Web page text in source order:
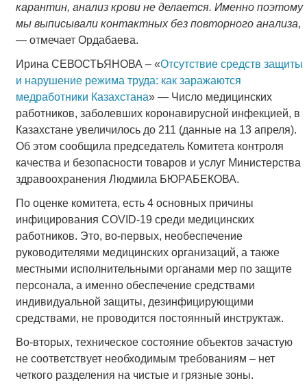
карантин, анализ крови не делается. Именно поэтому
мы выписывали контактных без повторного анализа,
— отмечает Ордабаева.
Ирина СЕВОСТЬЯНОВА – «Отсутствие средств защиты
и нарушение режима труда: как заражаются
медработники Казахстана» — Число медицинских
работников, заболевших коронавирусной инфекцией, в
Казахстане увеличилось до 211 (данные на 13 апреля).
Об этом сообщила председатель Комитета контроля
качества и безопасности товаров и услуг Министерства
здравоохранения Людмила БЮРАБЕКОВА.
По оценке комитета, есть 4 основных причины
инфицирования COVID-19 среди медицинских
работников. Это, во-первых, необеспечение
руководителями медицинских организаций, а также
местными исполнительными органами мер по защите
персонала, а именно обеспечение средствами
индивидуальной защиты, дезинфицирующими
средствами, не проводится постоянный инструктаж.
Во-вторых, техническое состояние объектов зачастую
не соответствует необходимым требованиям – нет
четкого разделения на чистые и грязные зоны.